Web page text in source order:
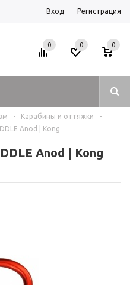
Вход Регистрация
0 0
0
- Карабины и оттяжки
-
Anod | Kong
Anod | Kong